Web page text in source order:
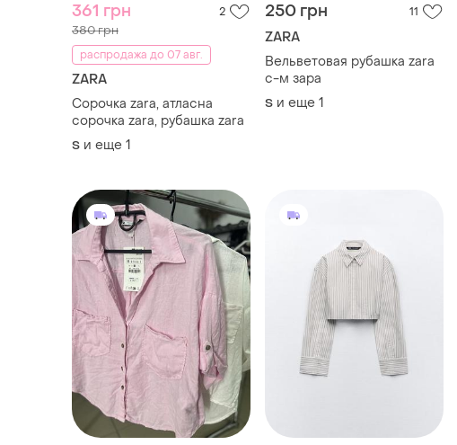
361 грн 2
380 грн
распродажа до 07 авг.
ZARA
Сорочка zara, атласна
сорочка zara, рубашка zara
S и еще 1
250 грн 11
ZARA
Вельветовая рубашка zara
с-м зара
S и еще 1